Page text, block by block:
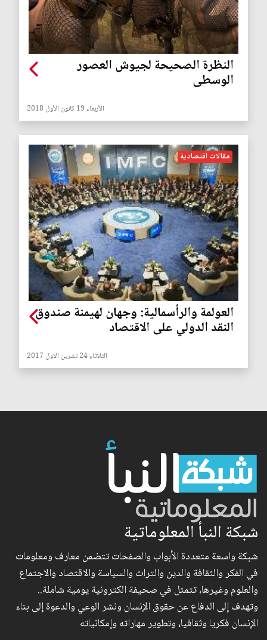
النظرة الصحيحة لجيوش العصور
الوسطى
الأربعاء 19 كانون الأول 2018
مقالات اقتصادية
العولمة والرأسمالية: وجهان لهيمنة صندوق
النقد الدولي على الاقتصاد
الثلاثاء 24 تشرين الاول 2017
شبكة النبأ المعلوماتية
شبكة واسعة متعددة الأبواب والصفحات تتضمن معارف ومعلومات
في الفكر والثقافة والدين والتراث والسياسة والاقتصاد والاجتماع
والعلوم وغيرها، تتمثل في صحيفة الكترونية يومية شاملة..
وتهدف إلى الدفاع عن حقوق الإنسان ونشر الوعي والدعوة إلى بناء
الإنسان فكريا وثقافيا، وتطوير مهاراته وإمكانياته